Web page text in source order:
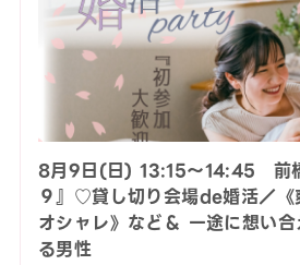
8月9日(日) 13:15〜14:45 前
９』♡貸し切り会場de婚活／《
オシャレ》など＆ 一途に想い
る男性